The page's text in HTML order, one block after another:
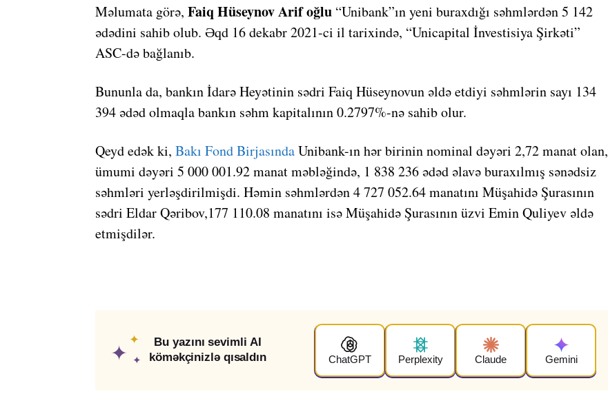
Məlumata görə, Faiq Hüseynov Arif oğlu “Unibank”ın yeni buraxdığı səhmlərdən 5 142
ədədini sahib olub. Əqd 16 dekabr 2021-ci il tarixində, “Unicapital İnvestisiya Şirkəti”
ASC-də bağlanıb.
Bununla da, bankın İdarə Heyətinin sədri Faiq Hüseynovun əldə etdiyi səhmlərin sayı 134
394 ədəd olmaqla bankın səhm kapitalının 0.2797%-nə sahib olur.
Qeyd edək ki, Bakı Fond BirjasındaUnibank-ın hər birinin nominal dəyəri 2,72 manat olan,
ümumi dəyəri 5 000 001.92 manat məbləğində, 1 838 236 ədəd əlavə buraxılmış sənədsiz
səhmləri yerləşdirilmişdi. Həmin səhmlərdən 4 727 052.64 manatını Müşahidə Şurasının
sədri Eldar Qəribov,177 110.08 manatını isə Müşahidə Şurasının üzvi Emin Quliyev əldə
etmişdilər.
✦
✦
✦
Bu yazını sevimli AI
köməkçinizlə qısaldın
ChatGPT Perplexity Claude Gemini